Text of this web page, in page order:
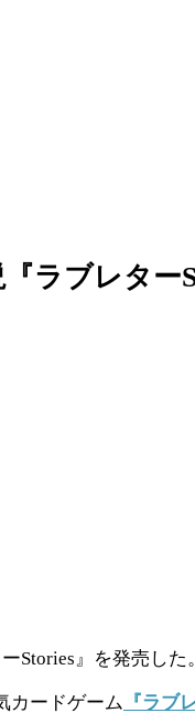
ラブレタ
Stories』を発売した
カードゲーム 『ラブ